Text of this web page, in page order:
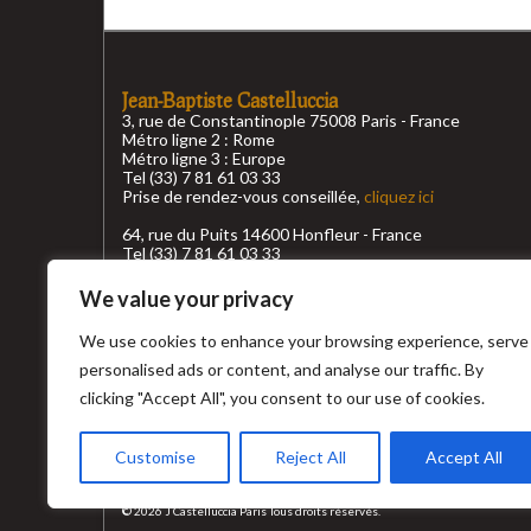
We value your privacy
We use cookies to enhance your browsing experience, serve
personalised ads or content, and analyse our traffic. By
clicking "Accept All", you consent to our use of cookies.
Customise Reject All Accept All
Jean-Baptiste Castelluccia
3, rue de Constantinople 75008 Paris - France
Métro ligne 2 : Rome
Métro ligne 3 : Europe
Tel (33) 7 81 61 03 33
Prise de rendez-vous conseillée, cliquez ici
64, rue du Puits 14600 Honfleur - France
Tel (33) 7 81 61 03 33
Conditions générales de ventes
Top recherche
© 2026 J Castelluccia Paris Tous droits réservés.